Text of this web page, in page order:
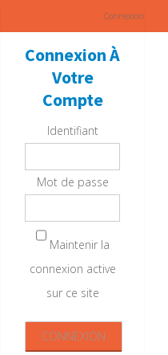
Connexion
Connexion À
Votre
Compte
Identifiant
Mot de passe
Maintenir la
connexion active
sur ce site